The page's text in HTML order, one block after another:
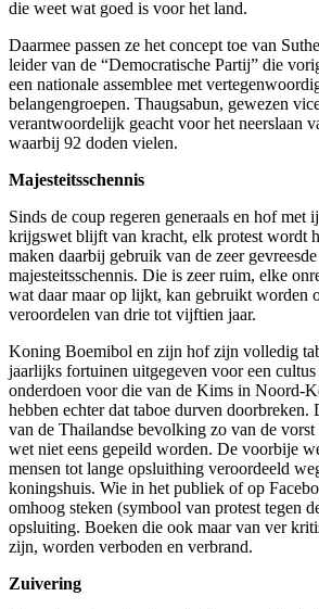
die weet wat goed is voor het land.
Daarmee passen ze het concept toe van
leider van de “Democratische Partij” die
een nationale assemblee met
belangengroepen. Thaugsabun, gewezen
verantwoordelijk geacht voor het neerslaan
waarbij 92 doden vielen.
Majesteitsschennis
Sinds de coup regeren generaals en hof met
krijgswet blijft van kracht, elk protest wordt
maken daarbij gebruik van de zeer
majesteitsschennis. Die is zeer ruim, elke
wat daar maar op lijkt, kan gebruikt worden
veroordelen van drie tot vijftien jaar.
Koning Boemibol en zijn hof zijn volledig
jaarlijks fortuinen uitgegeven voor een
onderdoen voor die van de Kims in Noord-
hebben echter dat taboe durven doorbreken.
van de Thailandse bevolking zo van de
wet niet eens gepeild worden. De voorbije
mensen tot lange opsluithing veroordeeld
koningshuis. Wie in het publiek of op
omhoog steken (symbool van protest tegen
opsluiting. Boeken die ook maar van ver
zijn, worden verboden en verbrand.
Zuivering